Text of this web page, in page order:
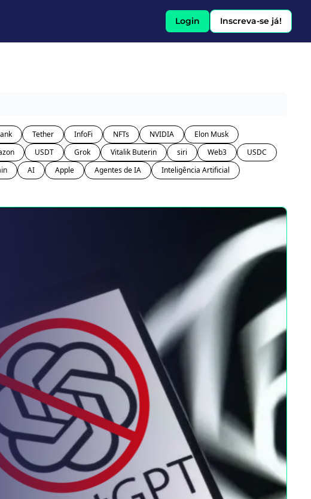
Login Inscreva-se já!
Tether InfoFi NFTs NVIDIA
Elon Musk
USDT Grok Vitalik Buterin siri Web3
USDC
AI Apple Agentes de IA
Inteligência Artificial